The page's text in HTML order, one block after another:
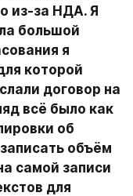
из-за НДА. Я
большой
я
которой
договор на
всё было как
об
объём
для